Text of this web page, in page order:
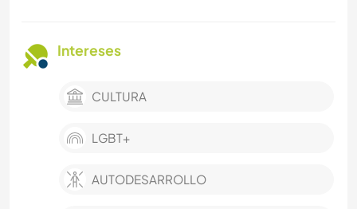
Intereses
CULTURA
LGBT+
AUTODESARROLLO